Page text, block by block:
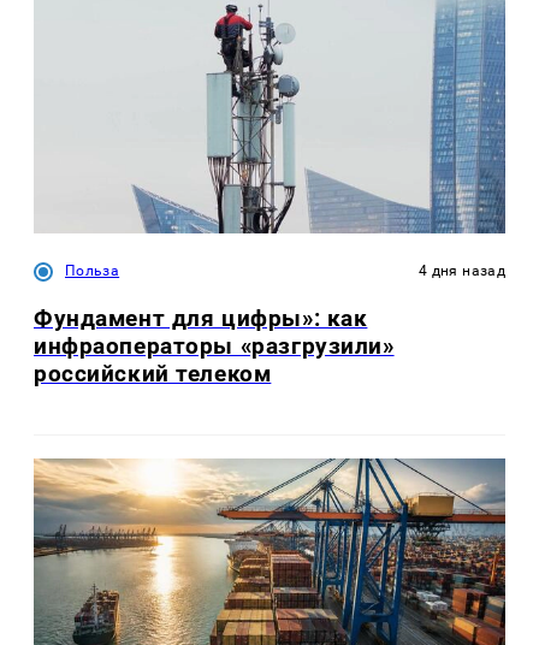
Польза 4 дня назад
Фундамент для цифры»: как
инфраоператоры «разгрузили»
российский телеком